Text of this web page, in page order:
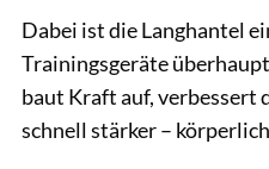
Dabei ist die Langhantel
Trainingsgeräte
baut Kraft auf, verbessert
schnell stärker –